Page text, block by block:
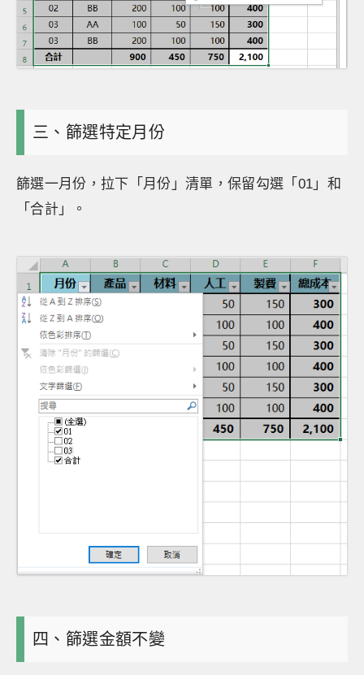
三、篩選特定月份
篩選一月份，拉下「月份」清單，保留勾選「01」和
「合計」。
四、篩選金額不變